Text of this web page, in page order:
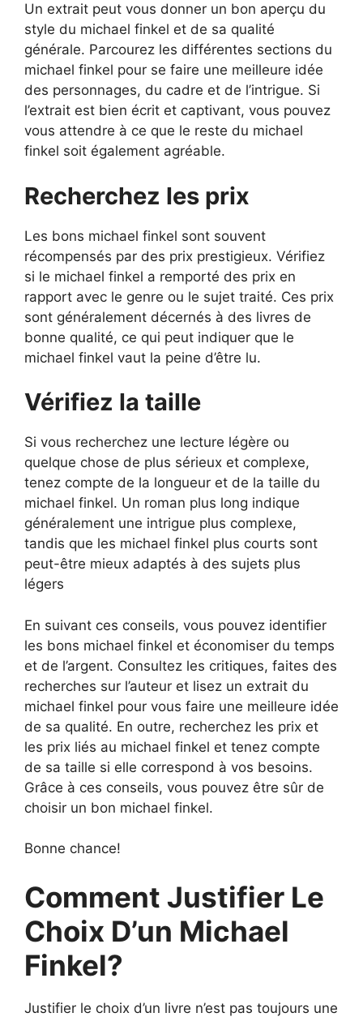
Un extrait peut vous donner un bon aperçu du
style du michael finkel et de sa qualité
générale. Parcourez les différentes sections du
michael finkel pour se faire une meilleure idée
des personnages, du cadre et de l’intrigue. Si
l’extrait est bien écrit et captivant, vous pouvez
vous attendre à ce que le reste du michael
finkel soit également agréable.
Recherchez les prix
Les bons michael finkel sont souvent
récompensés par des prix prestigieux. Vérifiez
si le michael finkel a remporté des prix en
rapport avec le genre ou le sujet traité. Ces prix
sont généralement décernés à des livres de
bonne qualité, ce qui peut indiquer que le
michael finkel vaut la peine d’être lu.
Vérifiez la taille
Si vous recherchez une lecture légère ou
quelque chose de plus sérieux et complexe,
tenez compte de la longueur et de la taille du
michael finkel. Un roman plus long indique
généralement une intrigue plus complexe,
tandis que les michael finkel plus courts sont
peut-être mieux adaptés à des sujets plus
légers
En suivant ces conseils, vous pouvez identifier
les bons michael finkel et économiser du temps
et de l’argent. Consultez les critiques, faites des
recherches sur l’auteur et lisez un extrait du
michael finkel pour vous faire une meilleure idée
de sa qualité. En outre, recherchez les prix et
les prix liés au michael finkel et tenez compte
de sa taille si elle correspond à vos besoins.
Grâce à ces conseils, vous pouvez être sûr de
choisir un bon michael finkel.
Bonne chance!
Comment Justifier Le
Choix D’un Michael
Finkel?
Justifier le choix d’un livre n’est pas toujours une